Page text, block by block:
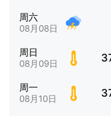
周六
08月08日
周日
08月09日
周一
08月10日